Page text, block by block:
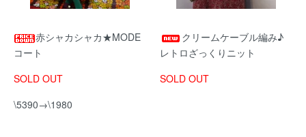
赤シャカシャカ★MODE
コート
SOLD OUT
\5390→\1980
クリームケーブル編み♪
レトロざっくりニット
SOLD OUT